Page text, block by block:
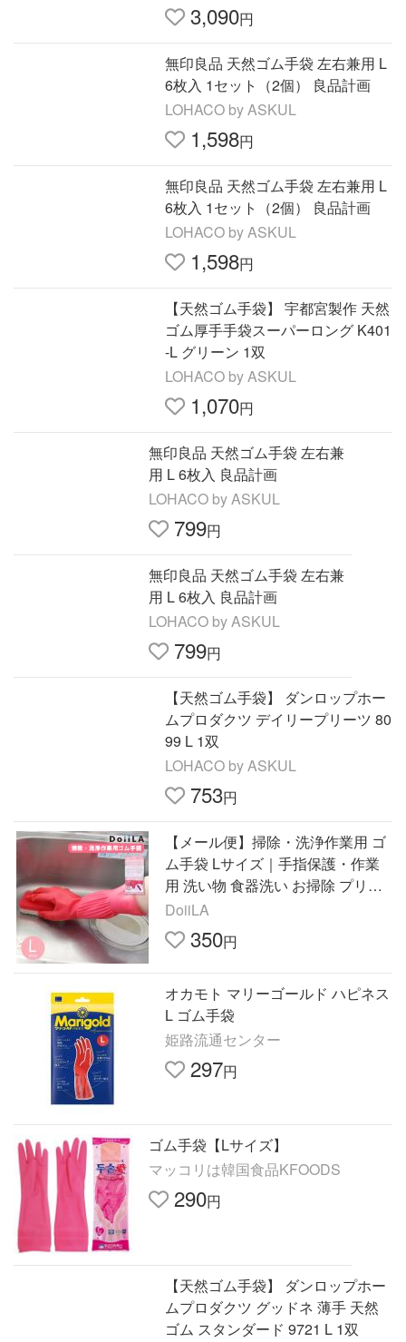
3,090円
無印良品 天然ゴム手袋 左右兼用 L
6枚入 1セット（2個） 良品計画
LOHACO by ASKUL
1,598円
無印良品 天然ゴム手袋 左右兼用 L
6枚入 1セット（2個） 良品計画
LOHACO by ASKUL
1,598円
【天然ゴム手袋】 宇都宮製作 天然
ゴム厚手手袋スーパーロング K401
-L グリーン 1双
LOHACO by ASKUL
1,070円
無印良品 天然ゴム手袋 左右兼
用 L 6枚入 良品計画
LOHACO by ASKUL
799円
無印良品 天然ゴム手袋 左右兼
用 L 6枚入 良品計画
LOHACO by ASKUL
799円
【天然ゴム手袋】 ダンロップホー
ムプロダクツ デイリープリーツ 80
99 L 1双
LOHACO by ASKUL
753円
【メール便】掃除・洗浄作業用 ゴ
ム手袋 Lサイズ｜手指保護・作業
用 洗い物 食器洗い お掃除 プリテ
ィーネ 904-l
DoiiLA
350円
オカモト マリーゴールド ハピネス
L ゴム手袋
姫路流通センター
297円
ゴム手袋【Lサイズ】
マッコリは韓国食品KFOODS
290円
【天然ゴム手袋】 ダンロップホー
ムプロダクツ グッドネ 薄手 天然
ゴム スタンダード 9721 L 1双